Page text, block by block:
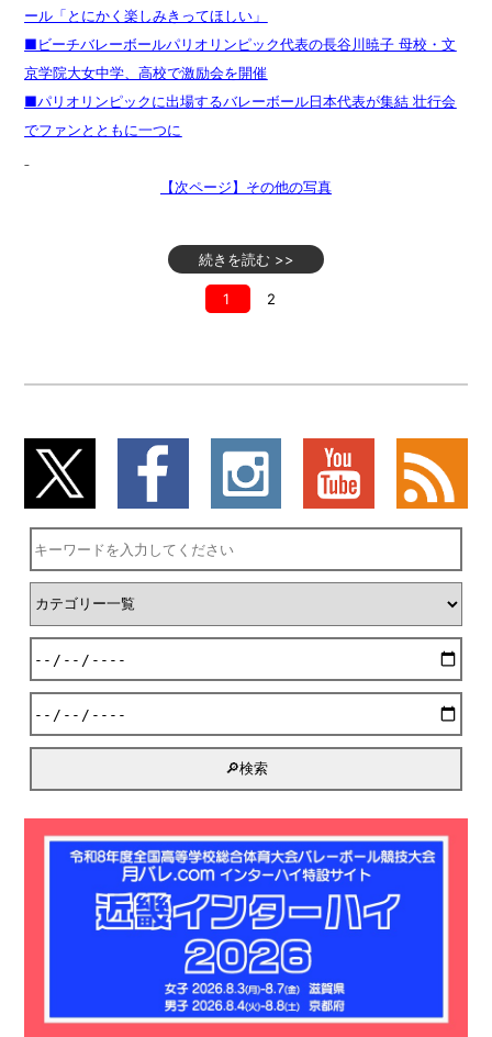
ール「とにかく楽しみきってほしい」
■ビーチバレーボールパリオリンピック代表の長谷川暁子 母校・文
京学院大女中学、高校で激励会を開催
■パリオリンピックに出場するバレーボール日本代表が集結 壮行会
でファンとともに一つに
【次ページ】その他の写真
続きを読む >>
1 2